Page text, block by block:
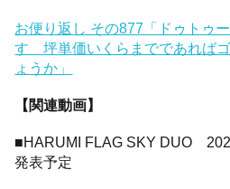
お便り返し その877「ドゥトゥ
す 坪単価いくらまでであれば
ょうか」
【関連動画】
■HARUMI FLAG SKY DUO
発表予定